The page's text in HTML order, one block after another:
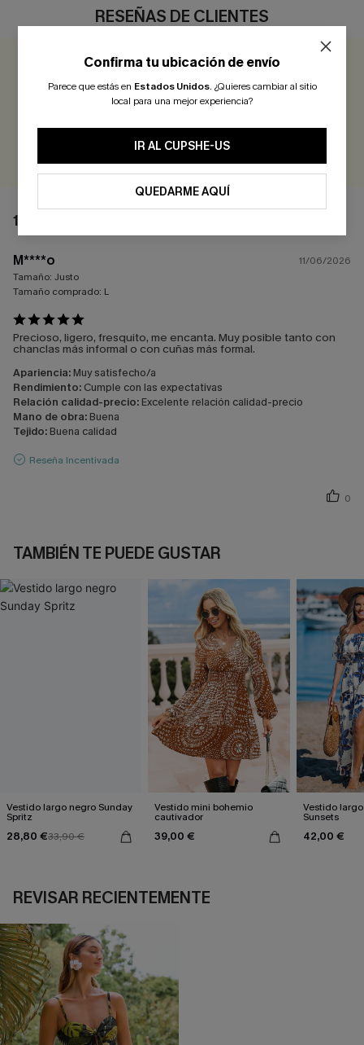
RESEÑAS DE CLIENTES
EVALUAR
1 COMENTARIO
M****o
11/06/2026
Tamaño: Justo
Tamaño comprado: L
Precioso, ligero, fresquito, me encanta. Muy posible tanto con
chanclas más informal o con cuñas más formal.
Apariencia: Muy satisfecho/a
Rendimiento: Cumple con las expectativas
Relación calidad-precio: Excelente relación calidad-precio
Mano de obra: Buena
Tejido: Buena calidad
Reseña Incentivada
0
TAMBIÉN TE PUEDE GUSTAR
Vestido largo negro Sunday
Spritz
28,80 €33,90 €
Vestido mini bohemio
cautivador
39,00 €
Vestido
Sunsets
42,00 €
REVISAR RECIENTEMENTE
Confirma tu ubicación de envío
Parece que estás en Estados Unidos. ¿Quieres cambiar al sitio
local para una mejor experiencia?
IR AL CUPSHE-US
QUEDARME AQUÍ